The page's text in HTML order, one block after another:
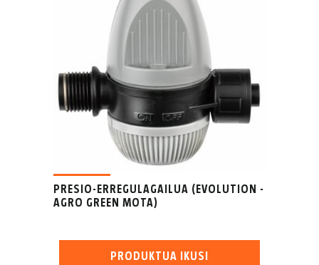
PRESIO-ERREGULAGAILUA (EVOLUTION -
AGRO GREEN MOTA)
PRODUKTUA IKUSI